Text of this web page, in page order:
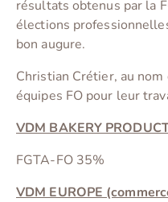
résultats obtenus par la
élections
bon augure.
Christian Crétier, au
équipes FO pour leur
VDM BAKERY
FGTA-FO 35%
VDM EUROPE